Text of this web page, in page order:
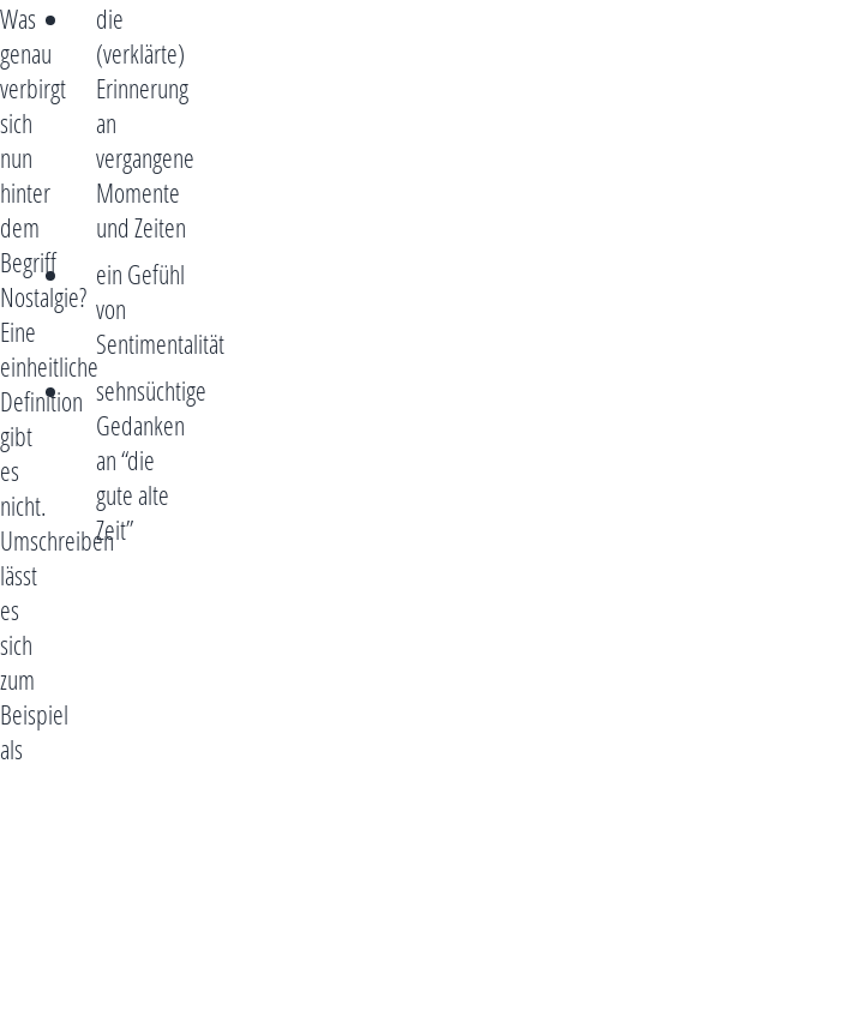
Was
genau
verbirgt
sich
nun
hinter
dem
Begriff
Nostalgie?
Eine
einheitliche
Definition
gibt
es
nicht.
Umschreiben
lässt
es
sich
zum
Beispiel
als
die
(verklärte)
Erinnerung
an
vergangene
Momente
und Zeiten
ein Gefühl
von
Sentimentalität
sehnsüchtige
Gedanken
an “die
gute alte
Zeit”